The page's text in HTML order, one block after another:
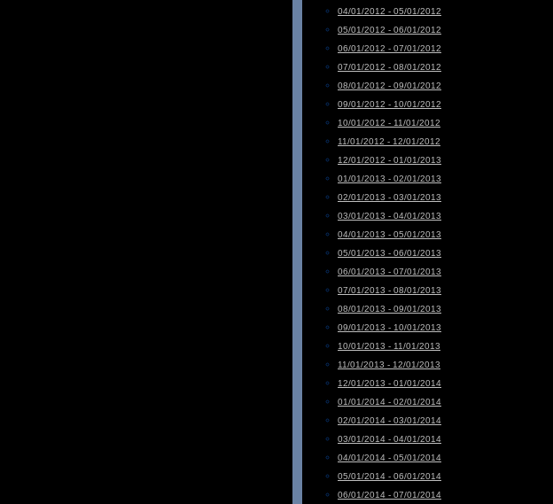
04/01/2012 - 05/01/2012
05/01/2012 - 06/01/2012
06/01/2012 - 07/01/2012
07/01/2012 - 08/01/2012
08/01/2012 - 09/01/2012
09/01/2012 - 10/01/2012
10/01/2012 - 11/01/2012
11/01/2012 - 12/01/2012
12/01/2012 - 01/01/2013
01/01/2013 - 02/01/2013
02/01/2013 - 03/01/2013
03/01/2013 - 04/01/2013
04/01/2013 - 05/01/2013
05/01/2013 - 06/01/2013
06/01/2013 - 07/01/2013
07/01/2013 - 08/01/2013
08/01/2013 - 09/01/2013
09/01/2013 - 10/01/2013
10/01/2013 - 11/01/2013
11/01/2013 - 12/01/2013
12/01/2013 - 01/01/2014
01/01/2014 - 02/01/2014
02/01/2014 - 03/01/2014
03/01/2014 - 04/01/2014
04/01/2014 - 05/01/2014
05/01/2014 - 06/01/2014
06/01/2014 - 07/01/2014